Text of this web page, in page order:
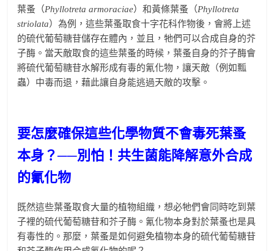
葉蚤（Phyllotreta armoraciae）和黃條葉蚤（Phyllotreta
striolata）為例，這些葉蚤取食十字花科作物後，會將上述
的硫代葡萄糖苷儲存在體內，並且，牠們可以合成自身的芥
子酶。當天敵取食的這些葉蚤的時候，葉蚤自身的芥子酶會
將硫代葡萄糖苷水解形成有毒的氰化物，讓天敵（例如瓢
蟲）中毒而退，藉此讓自身能逃過天敵的攻擊。
要怎麼確保這些化學物質不會毒死葉蚤
本身？──別怕！共生菌能降解意外合成
的氰化物
既然這些葉蚤取食大量的植物組織，想必牠們會同時吃到葉
子裡的硫代葡萄糖苷和芥子酶。氰化物本身對於葉蚤也是具
有毒性的。那麼，葉蚤是如何避免植物本身的硫代葡萄糖苷